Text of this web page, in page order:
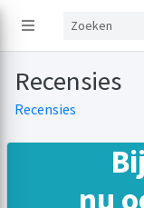
Recensies
Recensies
nu